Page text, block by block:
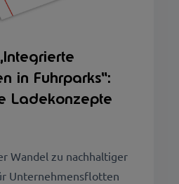
in Fuhrparks“:
Ladekonzepte
Wandel zu nachhaltiger
Unternehmensflotten